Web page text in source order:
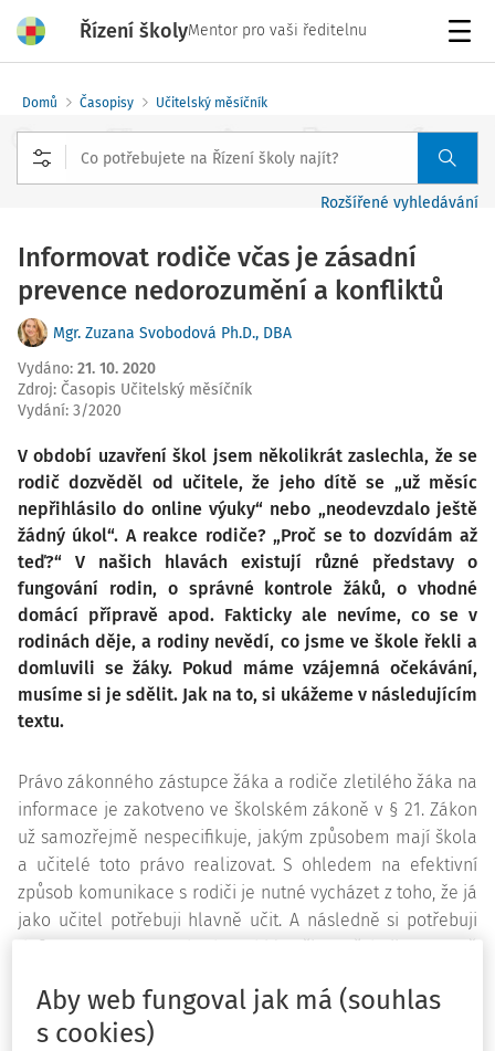
Řízení školyMentor pro vaši ředitelnu
Domů Časopisy Učitelský měsíčník
Rozšířené vyhledávání
Informovat rodiče včas je zásadní
prevence nedorozumění a konfliktů
Mgr. Zuzana Svobodová Ph.D., DBA
Vydáno: 21. 10. 2020
Zdroj: Časopis Učitelský měsíčník
Vydání: 3/2020
V období uzavření škol jsem několikrát zaslechla, že se
rodič dozvěděl od učitele, že jeho dítě se „už měsíc
nepřihlásilo do online výuky“ nebo „neodevzdalo ještě
žádný úkol“. A reakce rodiče? „Proč se to dozvídám až
teď?“ V našich hlavách existují různé představy o
fungování rodin, o správné kontrole žáků, o vhodné
domácí přípravě apod. Fakticky ale nevíme, co se v
rodinách děje, a rodiny nevědí, co jsme ve škole řekli a
domluvili se žáky. Pokud máme vzájemná očekávání,
musíme si je sdělit. Jak na to, si ukážeme v následujícím
textu.
Právo zákonného zástupce žáka a rodiče zletilého žáka na
informace je zakotveno ve školském zákoně v § 21. Zákon
už samozřejmě nespecifikuje, jakým způsobem mají škola
a učitelé toto právo realizovat. S ohledem na efektivní
způsob komunikace s rodiči je nutné vycházet z toho, že já
jako učitel potřebuji hlavně učit. A následně si potřebuji
definovat, co pro to, abych mohl/a učit, potřebuji na straně
překáží. Na tomto základě pak vystavím svou informační
komunikaci s rodiči. Způsob komunikace se samozřejmě
Aby web fungoval jak má (souhlas
s cookies)